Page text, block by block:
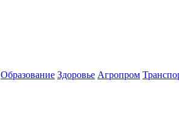
Образование Здоровье Агропром